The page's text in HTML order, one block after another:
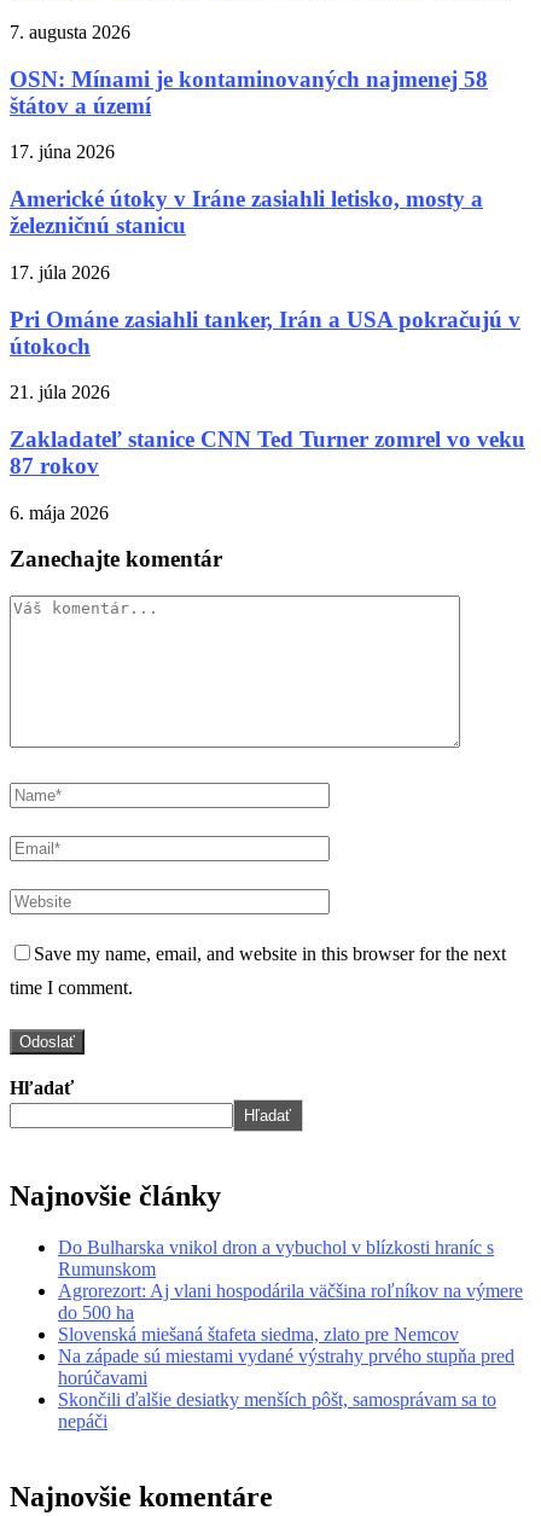
7. augusta 2026
OSN: Mínami je kontaminovaných najmenej 58
štátov a území
17. júna 2026
Americké útoky v Iráne zasiahli letisko, mosty a
železničnú stanicu
17. júla 2026
Pri Ománe zasiahli tanker, Irán a USA pokračujú v
útokoch
21. júla 2026
Zakladateľ stanice CNN Ted Turner zomrel vo veku
87 rokov
6. mája 2026
Zanechajte komentár
Save my name, email, and website in this browser for the next
time I comment.
Hľadať
Hľadať
Najnovšie články
Do Bulharska vnikol dron a vybuchol v blízkosti hraníc s
Rumunskom
Agrorezort: Aj vlani hospodárila väčšina roľníkov na výmere
do 500 ha
Slovenská miešaná štafeta siedma, zlato pre Nemcov
Na západe sú miestami vydané výstrahy prvého stupňa pred
horúčavami
Skončili ďalšie desiatky menších pôšt, samosprávam sa to
nepáči
Najnovšie komentáre